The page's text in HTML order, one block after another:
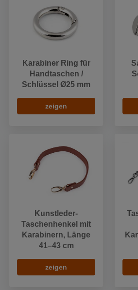
Karabiner Ring für
Handtaschen /
Schlüssel Ø25 mm
zeigen
Kunstleder-
Taschenhenkel mit
Karabinern, Länge
41–43 cm
zeigen